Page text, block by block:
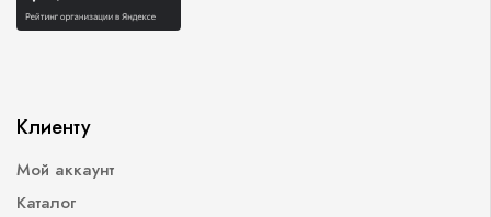
Клиенту
Мой аккаунт
Каталог